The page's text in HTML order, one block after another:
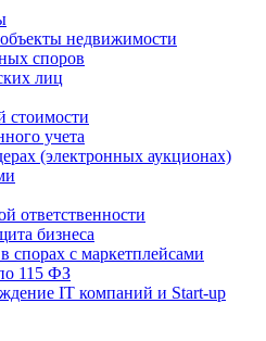
недвижимости
споров
лиц
стоимости
учета
(электронных аукционах)
ответственности
бизнеса
с маркетплейсами
115 ФЗ
IT компаний и Start-up